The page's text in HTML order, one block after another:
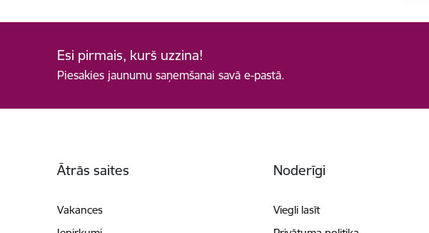
Esi pirmais, kurš uzzina!
Piesakies jaunumu saņemšanai savā e-pastā.
Ātrās saites
Vakances
Noderīgi
Viegli lasīt